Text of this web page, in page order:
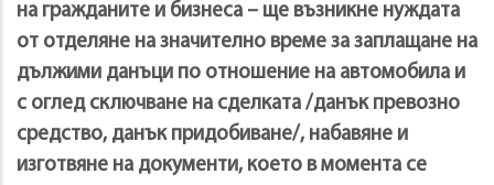
на гражданите и бизнеса – ще възникне нуждата
от отделяне на значително време за заплащане на
дължими данъци по отношение на автомобила и
с оглед сключване на сделката /данък превозно
средство, данък придобиване/, набавяне и
изготвяне на документи, което в момента се